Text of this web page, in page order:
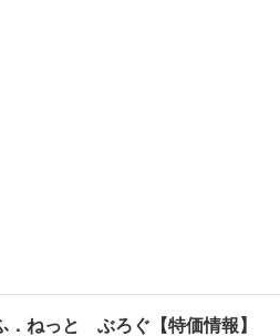
．ねっと ぶろぐ【特価情報】